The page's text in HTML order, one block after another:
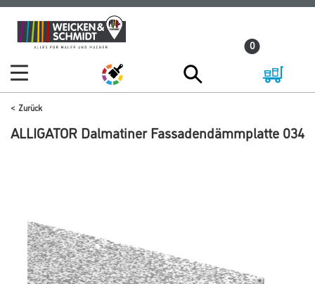
Zum
Inhalt
Zum
Navigationsmenü
0
Zurück
ALLIGATOR Dalmatiner Fassadendämmplatte 034